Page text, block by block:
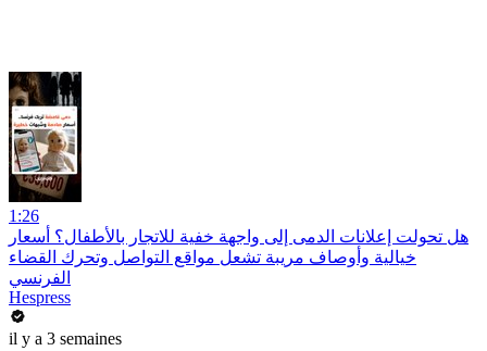
1:26
هل تحولت إعلانات الدمى إلى واجهة خفية للاتجار بالأطفال؟ أسعار
خيالية وأوصاف مريبة تشعل مواقع التواصل وتحرك القضاء
الفرنسي
Hespress
il y a 3 semaines